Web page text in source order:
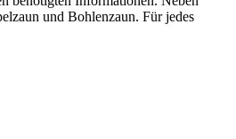
und Bohlenzaun. Für jedes